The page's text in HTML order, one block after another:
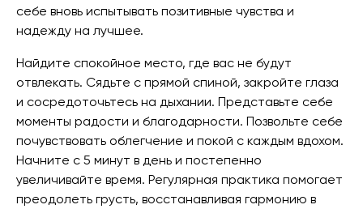
себе вновь испытывать позитивные чувства и
надежду на лучшее.
Найдите спокойное место, где вас не будут
отвлекать. Сядьте с прямой спиной, закройте глаза
и сосредоточьтесь на дыхании. Представьте себе
моменты радости и благодарности. Позвольте себе
почувствовать облегчение и покой с каждым вдохом.
Начните с 5 минут в день и постепенно
увеличивайте время. Регулярная практика помогает
преодолеть грусть, восстанавливая гармонию в